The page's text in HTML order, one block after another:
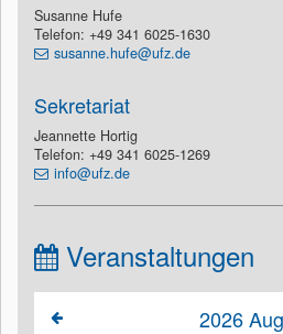
Susanne Hufe
Telefon: +49 341 6025-1630
susanne.hufe@ufz.de
Sekretariat
Jeannette Hortig
Telefon: +49 341 6025-1269
info@ufz.de
Veranstaltungen
2026